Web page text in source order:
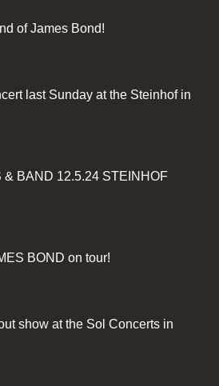
of James Bond!
last Sunday at the Steinhof in
& BAND 12.5.24 STEINHOF
BOND on tour!
show at the Sol Concerts in